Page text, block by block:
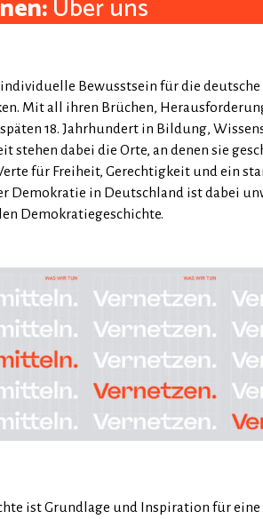
Über uns
Bewusstsein für die deutsche
Mit all ihren Brüchen,
18. Jahrhundert in Bildung,
dabei die Orte, an denen sie
für Freiheit, Gerechtigkeit und ein
Demokratie in Deutschland ist dabei
Demokratiegeschichte.
ist Grundlage und Inspiration für